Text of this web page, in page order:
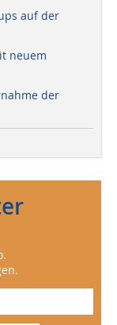
auf der
neuem
der